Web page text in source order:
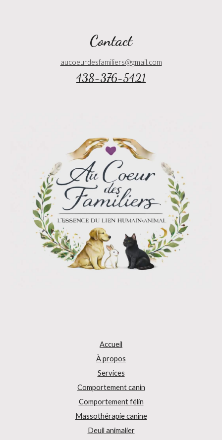
Contact
aucoeurdesfamiliers@gmail.com
438-376-5421
Accueil
À propos
Services
Comportement canin
Comportement félin
Massothérapie canine
Deuil animalier